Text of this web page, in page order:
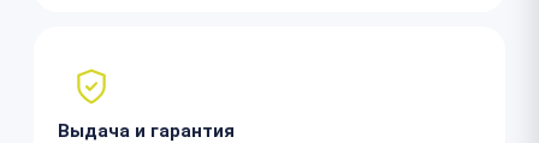
Выдача и гарантия